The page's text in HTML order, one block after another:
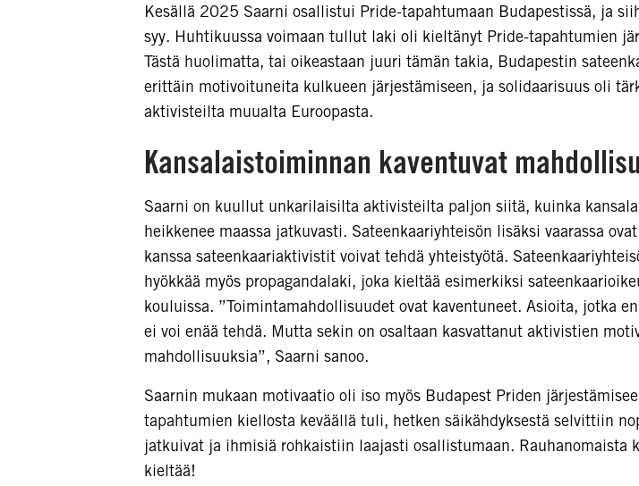
Kesällä 2025 Saarni osallistui Pride-tapahtumaan Budapestissä, ja
syy. Huhtikuussa voimaan tullut laki oli kieltänyt Pride-tapahtumien
Tästä huolimatta, tai oikeastaan juuri tämän takia, Budapestin
erittäin motivoituneita kulkueen järjestämiseen, ja solidaarisuus oli
aktivisteilta muualta Euroopasta.
Kansalaistoiminnan kaventuvat
Saarni on kuullut unkarilaisilta aktivisteilta paljon siitä, kuinka
heikkenee maassa jatkuvasti. Sateenkaariyhteisön lisäksi vaarassa
kanssa sateenkaariaktivistit voivat tehdä yhteistyötä.
hyökkää myös propagandalaki, joka kieltää esimerkiksi
kouluissa. ”Toimintamahdollisuudet ovat kaventuneet. Asioita, jotka
ei voi enää tehdä. Mutta sekin on osaltaan kasvattanut aktivistien
mahdollisuuksia”, Saarni sanoo.
Saarnin mukaan motivaatio oli iso myös Budapest Priden
tapahtumien kiellosta keväällä tuli, hetken säikähdyksestä selvittiin
jatkuivat ja ihmisiä rohkaistiin laajasti osallistumaan. Rauhanomaista
kieltää!